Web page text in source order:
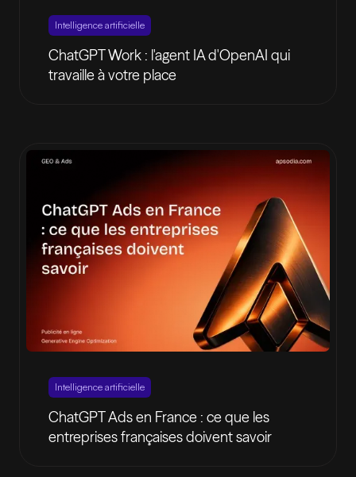
Intelligence artificielle
ChatGPT Work : l'agent IA d'OpenAI qui
travaille à votre place
Intelligence artificielle
ChatGPT Ads en France : ce que les
entreprises françaises doivent savoir